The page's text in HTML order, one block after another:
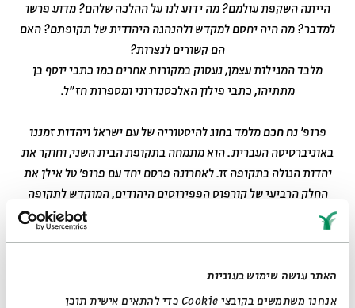
האתר עושה שימוש בעוגיות
אנחנו משתמשים בקובצי Cookie כדי להתאים אישית תוכן
הייתה השקפת עולמם? מה ידוע לנו על ההלכה שלהם? מדוע פרשו
למדבר? מה היה יחסם למקדש ולהנהגה היהודית של תקופתם? האם
הם קשורים לנצרות?
מלבד המגילות עצמן, נעסוק במקורות אחרים כמו כתבי יוסף בן
מתתיהו, כתבי פילון האלכסנדרוני ומספרות חז"ל.
פרופ'נח חכםמלמד בחוג להיסטוריה של עם ישראל ויהדות זמננו
באוניברסיטה העברית. הוא מתמחה בתקופת הבית השני, וחוקר את
יהדות הגולה בתקופה זו. לאחרונה פרסם יחד עם פרופ' טל אילן את
החלק הרביעי של קורפוס הפפירוסים היהודים, המוקדש לתקופה
התלמית, ובהכנה נמצאים הכרכים החמישי והשישי המוקדשים
א–ה | 4.4–13.4 | כב בניסן–א באייר | 9:00
* 30 דקות מדי בוקר